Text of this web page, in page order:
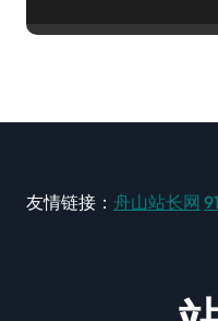
友情链接： 舟山站长网